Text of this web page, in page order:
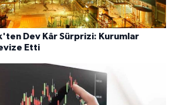
Dev Kâr Sürprizi: Kurumlar
Etti